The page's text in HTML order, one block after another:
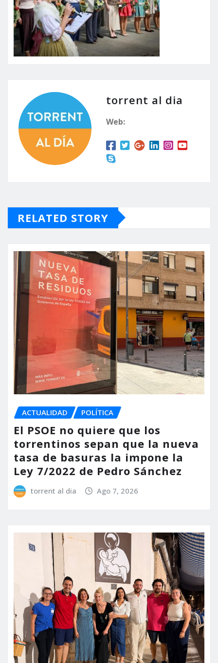
torrent al dia
Web:
RELATED STORY
ACTUALIDAD POLÍTICA
El PSOE no quiere que los
torrentinos sepan que la nueva
tasa de basuras la impone la
Ley 7/2022 de Pedro Sánchez
torrent al dia Ago 7, 2026